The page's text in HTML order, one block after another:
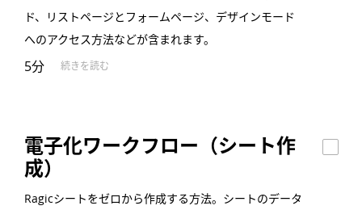
ド、リストページとフォームページ、デザインモード
へのアクセス方法などが含まれます。
5分 続きを読む
電子化ワークフロー（シート作
成）
Ragicシートをゼロから作成する方法。シートのデータ